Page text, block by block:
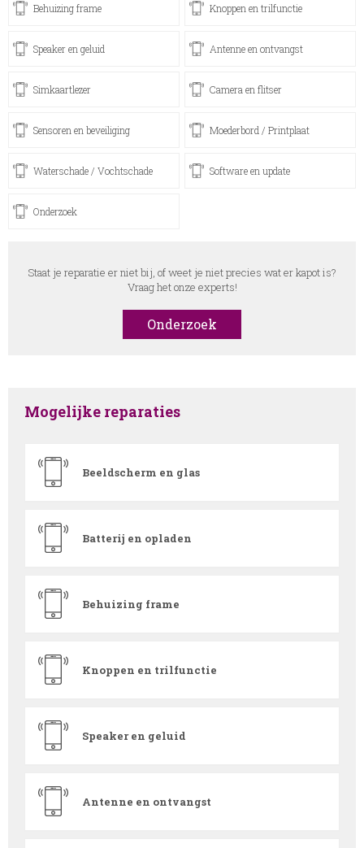
Behuizing frame Knoppen en trilfunctie
Speaker en geluid Antenne en ontvangst
Simkaartlezer Camera en flitser
Sensoren en beveiliging Moederbord / Printplaat
Waterschade / Vochtschade Software en update
Onderzoek
Staat je reparatie er niet bij, of weet je niet precies wat er kapot is?
Vraag het onze experts!
Onderzoek
Mogelijke reparaties
Beeldscherm en glas
Batterij en opladen
Behuizing frame
Knoppen en trilfunctie
Speaker en geluid
Antenne en ontvangst